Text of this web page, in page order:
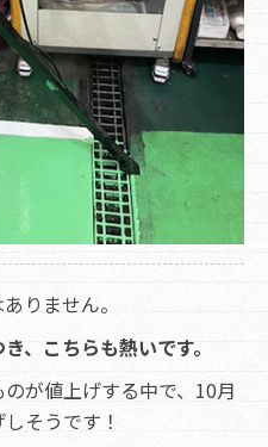
りません。
、こちらも熱いです。
が値上げする中で、10月
そうです！